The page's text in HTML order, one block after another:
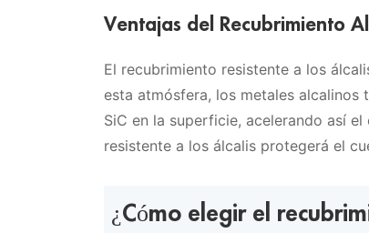
Ventajas del Recubrimiento
El recubrimiento resistente a los
esta atmósfera, los metales
SiC en la superficie, acelerando así
resistente a los álcalis protegerá el
¿Cómo elegir el